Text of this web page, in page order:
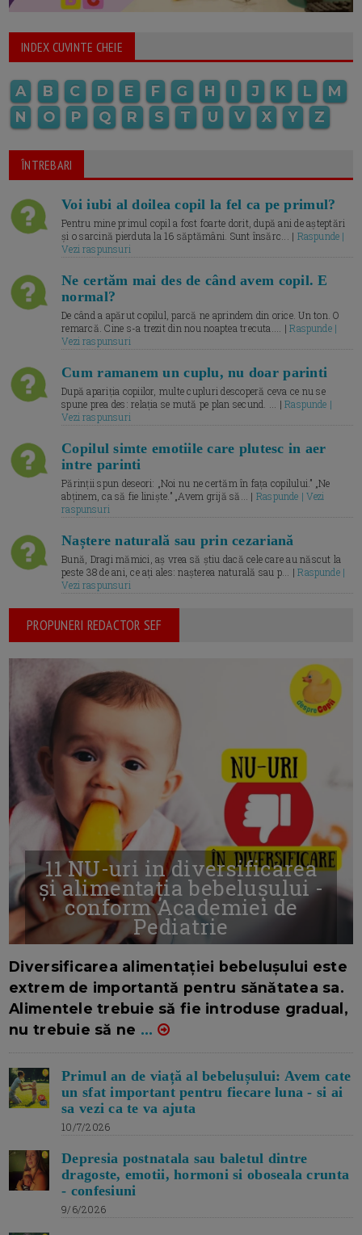
INDEX CUVINTE CHEIE
A B C D E F G H I J K L
M
N
O P Q R S T U V X Y Z
ÎNTREBARI
Voi iubi al doilea copil la fel ca pe primul?
Pentru mine primul copil a fost foarte dorit, după ani de așteptări
și o sarcină pierduta la 16 săptămâni. Sunt însărc... | Raspunde |
Vezi raspunsuri
Ne certăm mai des de când avem copil. E
normal?
De când a apărut copilul, parcă ne aprindem din orice. Un ton. O
remarcă. Cine s-a trezit din nou noaptea trecuta.... |Raspunde |
Vezi raspunsuri
Cum ramanem un cuplu, nu doar parinti
După apariția copiilor, multe cupluri descoperă ceva ce nu se
spune prea des: relația se mută pe plan secund. ... |Raspunde |
Vezi raspunsuri
Copilul simte emotiile care plutesc in aer
intre parinti
Părinții spun deseori: „Noi nu ne certăm în fața copilului.” „Ne
abținem, ca să fie liniște.” „Avem grijă să... | Raspunde | Vezi
raspunsuri
Naștere naturală sau prin cezariană
Bună, Dragi mămici, aș vrea să știu dacă cele care au născut la
peste 38 de ani, ce ați ales: nașterea naturală sau p... |Raspunde |
Vezi raspunsuri
PROPUNERI REDACTOR SEF
11 NU-uri in diversificarea
și alimentația bebelușului -
conform Academiei de
Pediatrie
Diversificarea alimentației bebelușului este
extrem de importantă pentru sănătatea sa.
Alimentele trebuie să fie introduse gradual,
nu trebuie să ne ...
Primul an de viață al bebelușului: Avem cate
un sfat important pentru fiecare luna - si ai
sa vezi ca te va ajuta
10/7/2026
Depresia postnatala sau baletul dintre
dragoste, emotii, hormoni si oboseala crunta
- confesiuni
9/6/2026